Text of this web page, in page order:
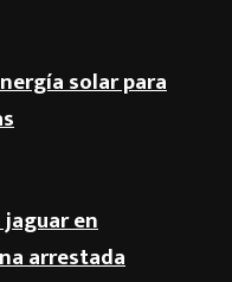
solar para
en
arrestada